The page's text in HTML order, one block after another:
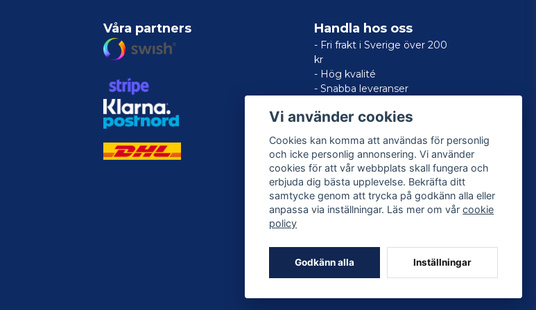
Våra partners Handla hos oss
- Fri frakt i Sverige över 200
kr
- Hög kvalité
- Snabba leveranser
Vi använder cookies
Cookies kan komma att användas för personlig
och icke personlig annonsering. Vi använder
cookies för att vår webbplats skall fungera och
erbjuda dig bästa upplevelse. Bekräfta ditt
samtycke genom att trycka på godkänn alla eller
anpassa via inställningar. Läs mer om vårcookie
policy
Godkänn alla Inställningar